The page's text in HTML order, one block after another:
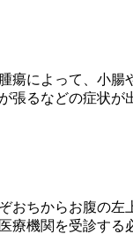
によって、小
るなどの症状
ちからお腹の
機関を受診する